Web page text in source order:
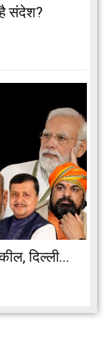
संदेश?
दिल्ली...